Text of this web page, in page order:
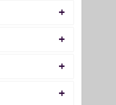
+
+
+
+